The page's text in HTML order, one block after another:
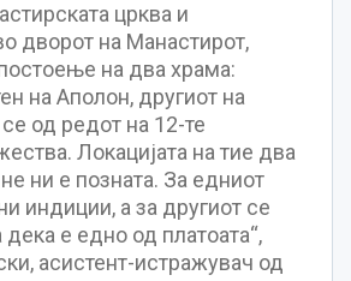
црква и
дворот на Манастирот,
на два храма:
на Аполон, другиот на
од редот на 12-те
Локацијата на тие два
ни е позната. За едниот
индиции, а за другиот се
дека е едно од платоата“,
асистент-истражувач од